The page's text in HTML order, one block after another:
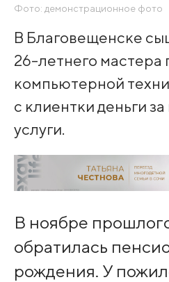
Фото: демонстрационное фото
В Благовещенске
26-летнего мастера
компьютерной
с клиентки деньги
услуги.
В ноябре
обратилась
рождения. У